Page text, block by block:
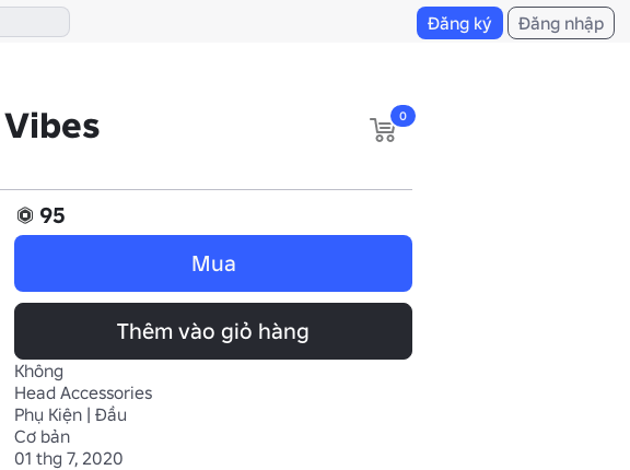
Đăng ký Đăng nhập
0
95
Mua
Thêm vào giỏ hàng
Không
Head Accessories
Phụ Kiện | Đầu
Cơ bản
01 thg 7, 2020